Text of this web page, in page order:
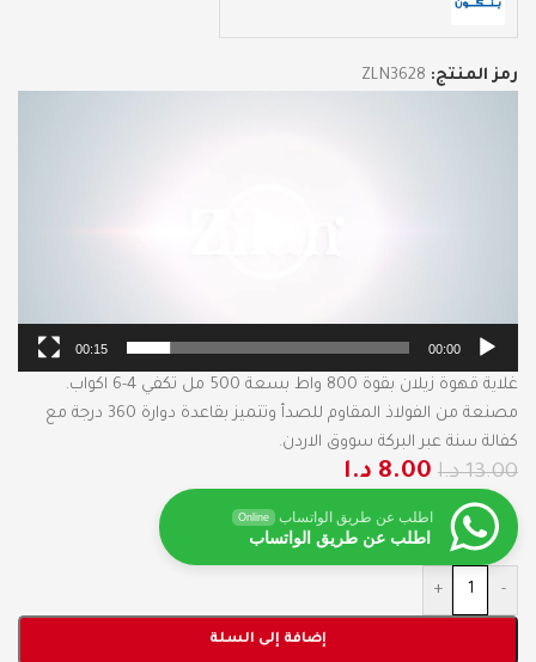
رمز المنتج: ZLN3628
00:00
00:15
غلاية قهوة زيلان بقوة 800 واط بسعة 500 مل تكفي 4-6 اكواب.
مصنعة من الفولاذ المقاوم للصدأ وتتميز بقاعدة دوارة 360 درجة مع
كفالة سنة عبر البركة سووق الاردن.
13.00 د.ا 8.00 د.ا
اطلب عن طريق الواتساب Online
اطلب عن طريق الواتساب
-
+
إضافة إلى السلة